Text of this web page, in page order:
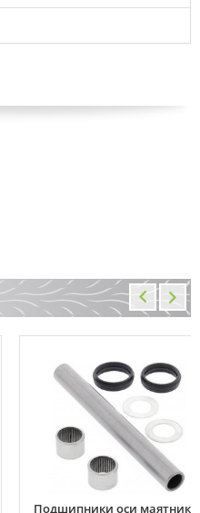
Подшипники оси маятника